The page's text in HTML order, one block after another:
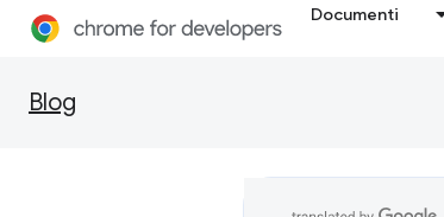
Documenti
Blog